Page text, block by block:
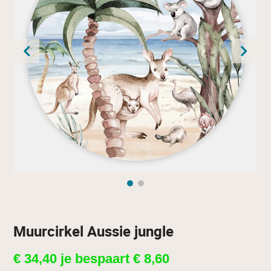
Muurcirkel Aussie jungle
€ 34,40 je bespaart€ 8,60